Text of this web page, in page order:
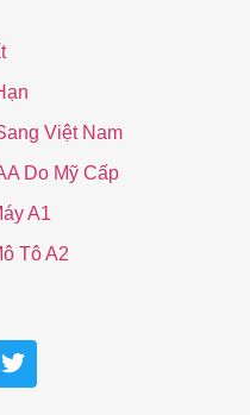
Việt Nam
Do Mỹ Cấp
A1
Tô A2